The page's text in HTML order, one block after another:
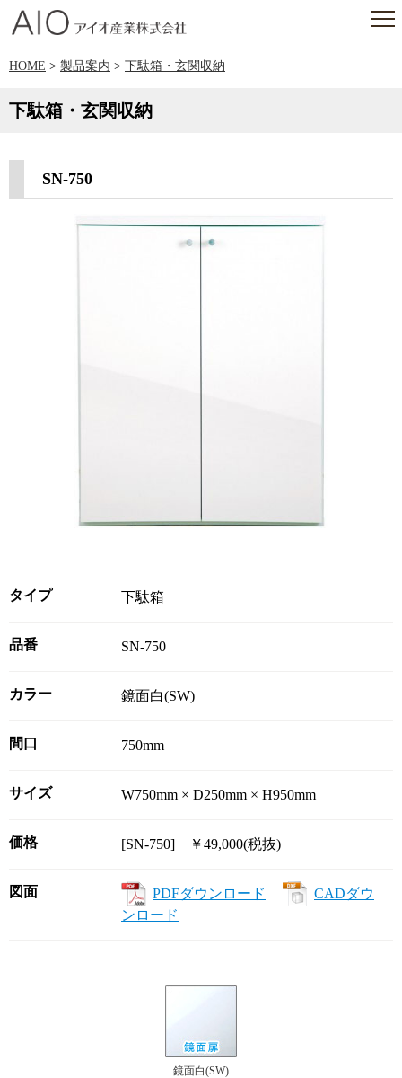
HOME > 製品案内 > 下駄箱・玄関収納
下駄箱・玄関収納
SN-750
タイプ 下駄箱
品番 SN-750
カラー 鏡面白(SW)
間口 750mm
サイズ W750mm × D250mm × H950mm
価格 [SN-750] ￥49,000(税抜)
図面 PDFダウンロード
CADダウ
ンロード
鏡面白(SW)